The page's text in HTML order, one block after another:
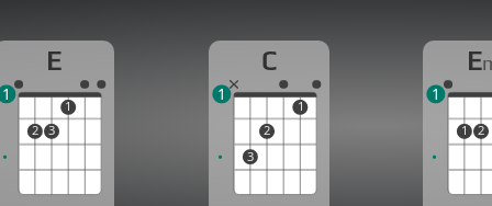
E
2 3
1
1
C
3
2
1
1
E
1 2
1